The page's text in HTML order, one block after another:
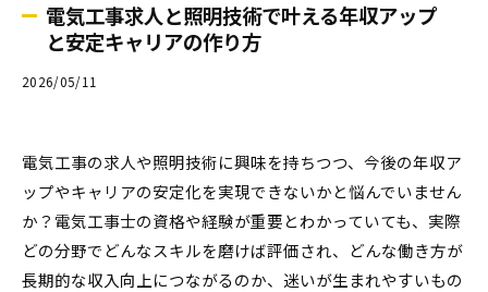
電気工事求人と照明技術で叶える年収アップ
と安定キャリアの作り方
2026/05/11
電気工事の求人や照明技術に興味を持ちつつ、今後の年収ア
ップやキャリアの安定化を実現できないかと悩んでいません
か？電気工事士の資格や経験が重要とわかっていても、実際
どの分野でどんなスキルを磨けば評価され、どんな働き方が
長期的な収入向上につながるのか、迷いが生まれやすいもの